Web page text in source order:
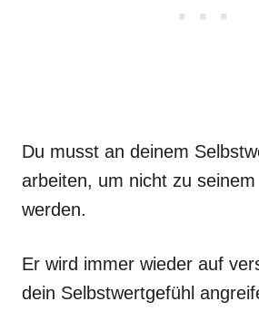
Du musst an deinem
arbeiten, um nicht zu
werden.
Er wird immer wieder auf
dein Selbstwertgefühl